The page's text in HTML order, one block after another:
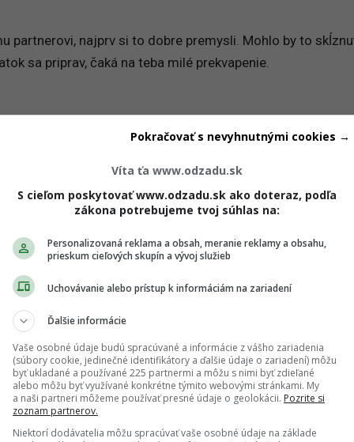
partnerovi, najprv si to dobre premysli. Mohlo by to
sa priprav, čaká na teba milé prekvapenie.
stačí, ak budeš pokračovať v takom nasadení, aké si mala
budú potrebovať pomoc, neotáčaj sa im chrbtom.
stretnúť človeka, pri ktorom sa ti rozbúši srdce. Užívaj
náročné obdobie, kedy ti v láske veľmi neprialo.
každého diania, pozeraj sa len z diaľky a keď tvoj
podaj pomocnú ruku. Za iných okolností sa drž v úzadí
Víta ťa www.odzadu.sk
S cieľom poskytovať www.odzadu.sk ako doteraz, podľa
zákona potrebujeme tvoj súhlas na:
Personalizovaná reklama a obsah, meranie reklamy a obsahu,
prieskum cieľových skupín a vývoj služieb
Uchovávanie alebo prístup k informáciám na zariadení
Ďalšie informácie
Vaše osobné údaje budú spracúvané a informácie z vášho zariadenia
(súbory cookie, jedinečné identifikátory a ďalšie údaje o zariadení) môžu
byť ukladané a používané 225 partnermi a môžu s nimi byť zdieľané
alebo môžu byť využívané konkrétne týmito webovými stránkami. My
a naši partneri môžeme používať presné údaje o geolokácii. Pozrite si
zoznam partnerov.
Niektorí dodávatelia môžu spracúvať vaše osobné údaje na základe
Pokračovať s nevyhnutnými cookies →